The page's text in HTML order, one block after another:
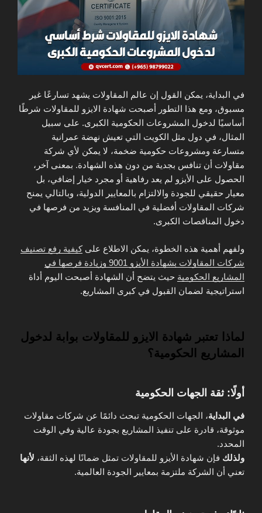
في البداية، يمكن القول إن عالم المقاولات يشهد تسارعًا غير
مسبوق، ومع هذا التطور أصبحت شهادة الايزو للمقاولات شرطًا
أساسيًا لدخول المشروعات الحكومية الكبرى. على سبيل
المثال، في دول مثل الكويت التي تعيش نهضة عمرانية
متسارعة ومشروعات حكومية ضخمة، لا يمكن لأي شركة
مقاولات أن تنافس بجدية من دون هذه الشهادة. بمعنى آخر،
الحصول على الأيزو لم يعد رفاهية أو مجرد خيار إضافي، بل
معيار حقيقي للجودة والالتزام بالمعايير الدولية، وبالتالي يمنح
شركات المقاولات أفضلية في المنافسة ويزيد من فرصها في
دخول المناقصات الكبرى.
ولفهم أهمية هذه الخطوة، يمكن الاطلاع علىكيفية رفع تصنيف
شركات المقاولات بشهادة الأيزو 9001 وزيادة فرصها في
المشاريع الحكومية حيث يتضح أن الشهادة أصبحت اليوم أداة
استراتيجية لضمان القبول في كبرى المشاريع.
لماذا تعتبر شهادة الايزو للمقاولات بوابة لدخول
المشاريع الحكومية؟
أولًا: ثقة الجهات الحكومية
في البداية، الجهات الحكومية تبحث دائمًا عن شركات مقاولات
موثوقة، قادرة على تنفيذ المشاريع بجودة عالية وفي الوقت
المحدد.
ولذلك فإن شهادة الأيزو للمقاولات تمثل ضمانًا لهذه الثقة، لأنها
تعني أن الشركة ملتزمة بمعايير الجودة العالمية.